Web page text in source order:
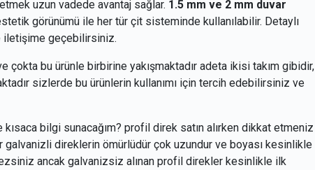
uzun vadede avantaj sağlar. 1.5 mm ve 2 mm duvar
görünümü ile her tür çit sisteminde kullanılabilir. Detaylı
geçebilirsiniz.
çokta bu ürünle birbirine yakışmaktadır adeta ikisi takım gibidir,
sizlerde bu ürünlerin kullanımı için tercih edebilirsiniz ve
bilgi sunacağım? profil direk satın alırken dikkat etmeniz
direklerin ömürlüdür çok uzundur ve boyası kesinlikle
ancak galvanizsiz alınan profil direkler kesinlikle ilk